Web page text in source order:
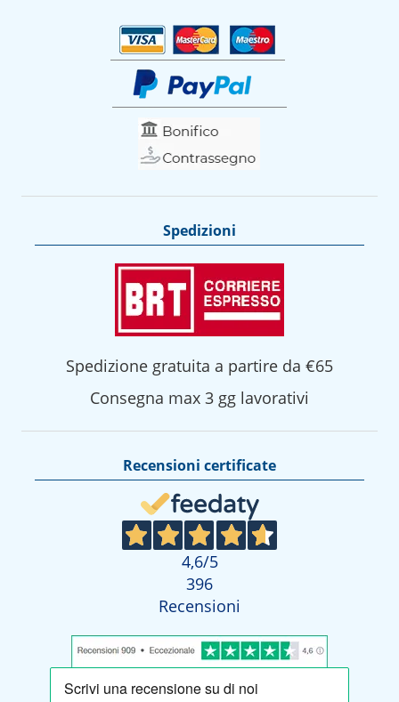
Spedizioni
Spedizione gratuita a partire da €65
Consegna max 3 gg lavorativi
Recensioni certificate
4,6/5
396
Recensioni